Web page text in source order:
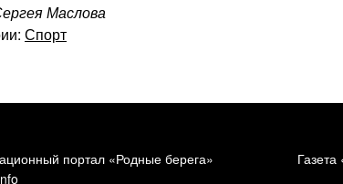
Маслова
Спорт
портал «Родные берега»